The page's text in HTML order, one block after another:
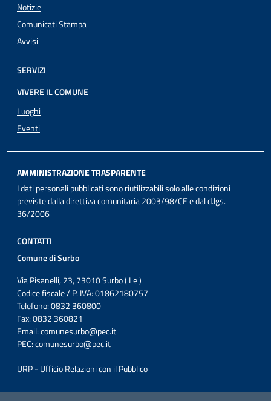
Notizie
Comunicati Stampa
Avvisi
SERVIZI
VIVERE IL COMUNE
Luoghi
Eventi
AMMINISTRAZIONE TRASPARENTE
I dati personali pubblicati sono riutilizzabili solo alle condizioni
previste dalla direttiva comunitaria 2003/98/CE e dal d.lgs.
36/2006
CONTATTI
Comune di Surbo
Via Pisanelli, 23, 73010 Surbo ( Le )
Codice fiscale / P. IVA: 01862180757
Telefono: 0832 360800
Fax: 0832 360821
Email:comunesurbo@pec.it
PEC:comunesurbo@pec.it
URP - Ufficio Relazioni con il Pubblico